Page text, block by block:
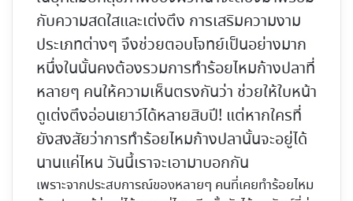
กับความสดใสและเต่งตึง การเสริมความงาม
ประเภทต่างๆ จึงช่วยตอบโจทย์เป็นอย่างมาก
หนึ่งในนั้นคงต้องรวมการทำร้อยไหมก้างปลาที่
หลายๆ คนให้ความเห็นตรงกันว่า ช่วยให้ใบหน้า
ดูเต่งตึงอ่อนเยาว์ได้หลายสิบปี! แต่หากใครที่
ยังสงสัยว่าการทำร้อยไหมก้างปลานั้นจะอยู่ได้
นานแค่ไหน วันนี้เราจะเอามาบอกกัน
เพราะจากประสบการณ์ของหลายๆ คนที่เคยทำร้อยไหม